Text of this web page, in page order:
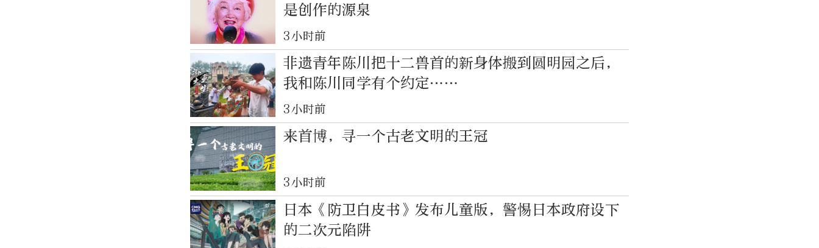
是创作的源泉
3小时前
非遗青年陈川把十二兽首的新身体搬到圆明园之后，
我和陈川同学有个约定……
3小时前
来首博，寻一个古老文明的王冠
3小时前
日本《防卫白皮书》发布儿童版，警惕日本政府设下
的二次元陷阱